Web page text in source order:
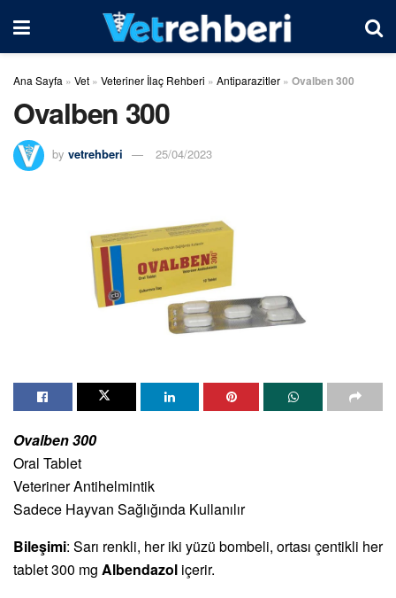
Ana Sayfa » Vet » Veteriner İlaç Rehberi » Antiparazitler » Ovalben 300
Ovalben 300
by vetrehberi 25/04/2023
Ovalben 300
Oral Tablet
Veteriner Antihelmintik
Sadece Hayvan Sağlığında Kullanılır
Bileşimi: Sarı renkli, her iki yüzü bombeli, ortası çentikli her
tablet 300 mg Albendazol içerir.